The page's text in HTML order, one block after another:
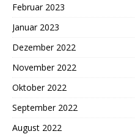
Februar 2023
Januar 2023
Dezember 2022
November 2022
Oktober 2022
September 2022
August 2022